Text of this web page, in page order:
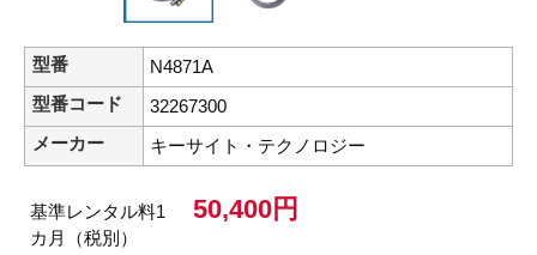
型番
N4871A
型番コード
32267300
メーカー
キーサイト・テクノロジー
基準レンタル料1
カ月（税別）
50,400円